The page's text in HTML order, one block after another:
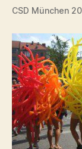
CSD München